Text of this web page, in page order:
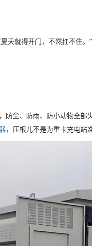
夏天就得开门，不然扛不住。”
防尘、防雨、防小动物全部
，压根儿不是为重卡充电站